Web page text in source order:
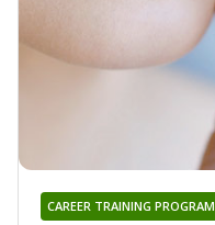
CAREER TRAINING PROGRAM